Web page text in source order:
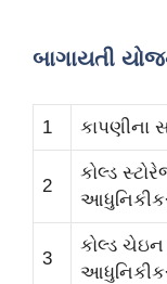
બાગાયતી
1 કાપણીના
2
કોલ્ડ
3
કોલ્ડ